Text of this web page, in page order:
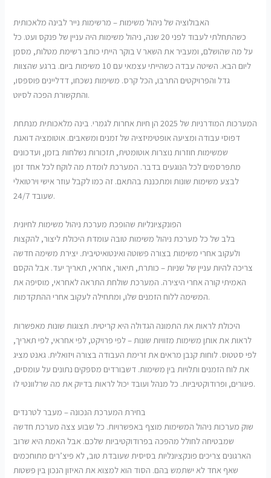
האבולוציה של ניהול משימות – מרשימות נייר לבינה מלאכותית
כשהתחלתי לעבוד לפני 20 שנה, ניהול משימות היה עניין של פנקס ועט. כל
בוקר הייתי כותב רשימת מטלות, מסמן V על מה שהושלם, ומעביר את השאר
ליום הבא. השיטה עבדה כשהייתי עצמאי עם 10 משימות ביום. ברגע שהצוות
גדל והפרויקטים התרבו, הכל קרס. משימות נשכחו, דדליינים פוספסו,
והתקשורת הפכה לסיוט.
המערכות המודרניות של 2025 הן חיות אחרות לגמרי. בינה מלאכותית מנתחת
דפוסי עבודה ומציעה אופטימיזציה של זמנים ומשאבים. אוטומציה דואגת
שמשימות חוזרות נוצרות אוטומטית, תזכורות נשלחות בזמן, ועדכונים
מתפרסמים לכל הנוגעים בדבר. המערכת לומדת מה לוקח לכל אחד זמן
לבצע משימות שונות ומתכננת בהתאם. זה כמו לקבל עוזר אישי וירטואלי
שעובד 24/7.
הפונקציונליות שהופכת מערכת ניהול משימות לחיונית
בלב של כל מערכת ניהול משימות טובה עומדת היכולת ליצור, להקצות
ולעקוב אחרי משימות בצורה פשוטה ואינטואיטיבית. יצירת משימה חדשה
צריכה להיות עניין של שניות – כותרת, תיאור, אחראי, תאריך יעד. אבל הקסם
האמיתי קורה אחרי היצירה. המערכת שולחת התראה לאחראי, מוסיפה את
המשימה ללוח הזמנים שלו, ומתחילה לעקוב אחרי ההתקדמות.
היכולת לראות את התמונה הגדולה היא קריטית. תצוגות שונות מאפשרות
לראות את אותן משימות מזוויות שונות – לפי פרויקט, לפי אחראי, לפי תאריך,
לפי סטטוס. לוחות קנבן מראים את זרימת העבודה בצורה ויזואלית. גאנט מציג
את לוח הזמנים ותלויות בין משימות. דשבורדים מספקים נתונים על עומסים,
פיגורים, ופרודוקטיביות. כל מנהל ועובד יכול לראות בדיוק את מה שרלוונטי לו.
בחירת המערכת הנכונה – מעבר לטרנדים
שוק מערכות ניהול המשימות מוצף באפשרויות. כל שבוע צצה מערכת חדשה
שמבטיחה לחולל מהפכה בפרודוקטיביות שלכם. אבל האמת היא שרוב
הארגונים צריכים פונקציונליות בסיסית שעובדת טוב, לא פיצ’רים מתוחכמים
שאף אחד לא ישתמש בהם. הסוד הוא למצוא את האיזון הנכון בין פשטות